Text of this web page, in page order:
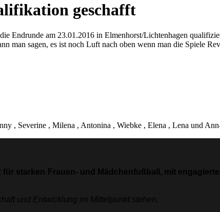
geschafft
Endrunde am 23.01.2016 in Elmenhorst/Lichtenhagen
man sagen, es ist noch Luft nach oben wenn man die Spiele
, Severine , Milena , Antonina , Wiebke , Elena , Lena und
für starken Frauen- und Mädchenfußball, mit
und Entwicklung im Mittelpunkt stehen.